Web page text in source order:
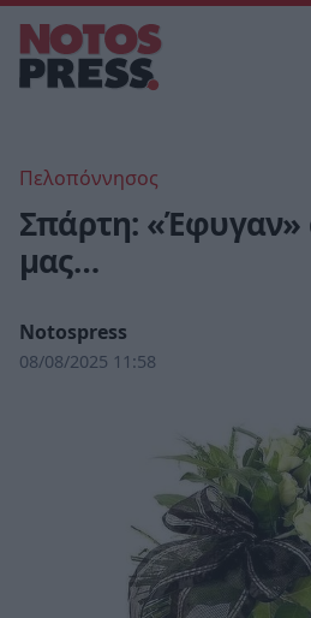
Πελοπόννησος
Σπάρτη: «Έφυγαν»
μας…
Notospress
08/08/2025 11:58